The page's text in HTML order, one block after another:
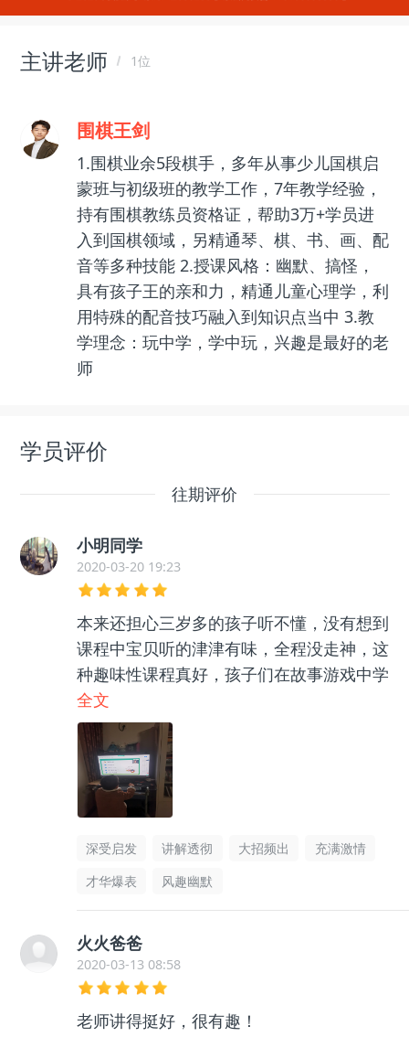
主讲老师 1位
围棋王剑
1.围棋业余5段棋手，多年从事少儿国棋启
蒙班与初级班的教学工作，7年教学经验，
持有围棋教练员资格证，帮助3万+学员进
入到国棋领域，另精通琴、棋、书、画、配
音等多种技能 2.授课风格：幽默、搞怪，
具有孩子王的亲和力，精通儿童心理学，利
用特殊的配音技巧融入到知识点当中 3.教
学理念：玩中学，学中玩，兴趣是最好的老
师
学员评价
往期评价
小明同学
2020-03-20 19:23
本来还担心三岁多的孩子听不懂，没有想到
课程中宝贝听的津津有味，全程没走神，这
种趣味性课程真好，孩子们在故事游戏中学
会围棋和数学知识，还能学会成语。
全文
深受启发 讲解透彻 大招频出
充满激情
才华爆表
风趣幽默
火火爸爸
2020-03-13 08:58
老师讲得挺好，很有趣！